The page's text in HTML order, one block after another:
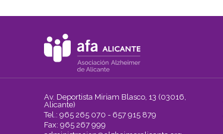
Av. Deportista Miriam Blasco, 13 (03016,
Alicante)
Tel.: 965 265 070 - 657 915 879
Fax: 965 267 999